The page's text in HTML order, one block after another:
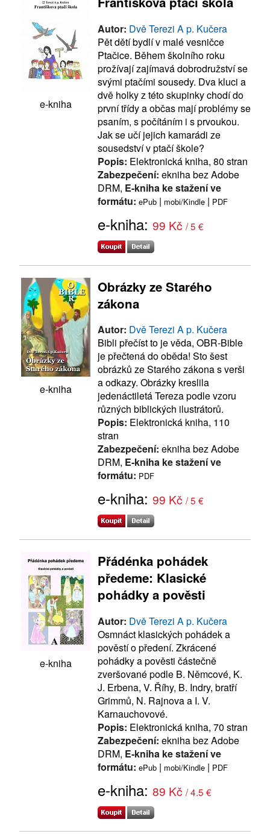
e-kniha
Autor: Dvě Terezi A p. Kučera
Pět dětí bydlí v malé vesničce
Ptačice. Během školního roku
prožívají zajímavá dobrodružství se
svými ptačími sousedy. Dva kluci a
dvě holky z této skupinky chodí do
první třídy a občas mají problémy se
psaním, s počítáním i s prvoukou.
Jak se učí jejich kamarádi ze
sousedství v ptačí škole?
Popis: Elektronická kniha, 80 stran
Zabezpečení: ekniha bez Adobe
DRM, E-kniha ke stažení ve
formátu: ePub | mobi/Kindle | PDF
e-kniha: 99 Kč / 5 €
e-kniha
Obrázky ze Starého
zákona
Autor: Dvě Terezi A p. Kučera
Bibli přečíst to je věda, OBR-Bible
je přečtená do oběda! Sto šest
obrázků ze Starého zákona s verši
a odkazy. Obrázky kreslila
jedenáctiletá Tereza podle vzoru
různých biblických ilustrátorů.
Popis: Elektronická kniha, 110
stran
Zabezpečení: ekniha bez Adobe
DRM, E-kniha ke stažení ve
formátu: PDF
e-kniha: 99 Kč / 5 €
e-kniha
Přádénka pohádek
předeme: Klasické
pohádky a pověsti
Autor: Dvě Terezi A p. Kučera
Osmnáct klasických pohádek a
pověstí o předení. Zkrácené
pohádky a pověsti částečně
zveršované podle B. Němcové, K.
J. Erbena, V. Říhy, B. Indry, bratří
Grimmů, N. Rajnova a I. V.
Karnauchovové.
Popis: Elektronická kniha, 70 stran
Zabezpečení: ekniha bez Adobe
DRM, E-kniha ke stažení ve
formátu: ePub | mobi/Kindle | PDF
e-kniha: 89 Kč / 4.5 €